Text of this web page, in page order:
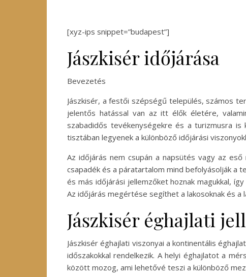
[xyz-ips snippet=”budapest”]
Jászkisér időjárása
Bevezetés
Jászkisér, a festői szépségű település, számos
jelentős hatással van az itt élők életére,
szabadidős tevékenységekre és a turizmusra
tisztában legyenek a különböző időjárási
Az időjárás nem csupán a napsütés vagy az
csapadék és a páratartalom mind befolyásolják a
és más időjárási jellemzőket hoznak magukkal,
Az időjárás megértése segíthet a lakosoknak és a
Jászkisér éghajlati
Jászkisér éghajlati viszonyai a kontinentális
időszakokkal rendelkezik. A helyi éghajlatot a
között mozog, ami lehetővé teszi a különböző